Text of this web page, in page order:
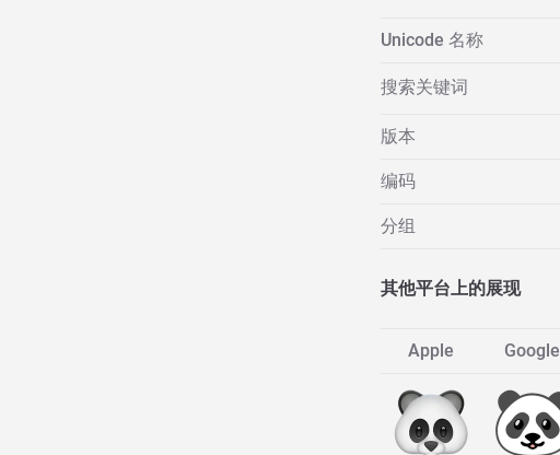
Unicode 名称
搜索关键词
版本
编码
分组
其他平台上的展现
Apple Google